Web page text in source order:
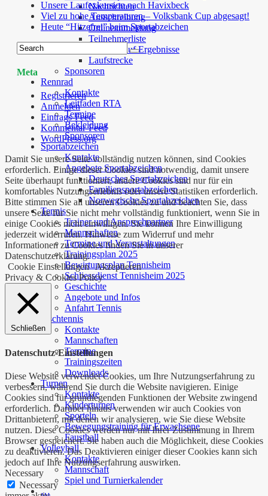
Nachrichten
Ausschreibung
Onlineanmeldung
Teilnehmerliste
Spendenlauf Ergebnisse
Laufstrecke
Sponsoren
Rennrad
Kontakte
Leitfaden RTA
Termine
Bekleidung
Sponsoren
Sportabzeichen
Kontakte
Angebote Sportabzeichen
Deutsches Sportabzeichen
Familiensportabzeichen
Norwegische Sportabzeichen
Tennis
Trainer und Ansprechpartner
Mannschaften
Termine und Veranstaltungen
Trainingsplan 2025
Bewirtungsplan Tennisheim
Schliessdienst Tennisheim 2025
Geschichte
Angebote und Infos
Anfahrt Tennis
Tischtennis
Kontakte
Mannschaften
Termine
Trainingszeiten
Downloads
Turnen
Kontakte
Kinderturnen
Sporteln
Bewegungstraining für Erwachsene
Faustball
Volleyball
Kontakte
Mannschaft
Spiel und Turnierkalender
…
Unsere Laufexkursion nach Havixbeck
Viel zu hohe Temperaturen – Volksbank Cup abgesagt!
Heute “Hitzefrei” beim Sportabzeichen
Meta
Registrieren
Anmelden
Eintrags-Feed
Kommentar-Feed
WordPress.org
Damit Sie unsere Seite vollständig nutzen können, sind Cookies
erforderlich. Einige dieser Cookies sind notwendig, damit unsere
Seite überhaupt funktioniert, andere Cookies sind nur für ein
komfortables Nutzungserlebnis oder unsere Statistiken erforderlich.
Bitte stimmen Sie all unseren Cookies zu und beachten Sie, dass
unsere Seite für Sie nicht mehr vollständig funktioniert, wenn Sie in
einige Cookies nicht einwilligen. Sie können Ihre Einwilligung
jederzeit widerrufen. Hinweise zum Widerruf und mehr
Informationen zu Cookies finden Sie in unserer
Datenschutzerklärung.
Cookie Einstellungen Akzeptieren
Privacy & Cookies Policy
Schließen
Datenschutz-Einstellungen
Diese Website verwendet Cookies, um Ihre Nutzungserfahrung zu
verbessern, während Sie durch die Website navigieren. Einige
Cookies sind für grundlegenden Funktionen der Website zwingend
erforderlich. Darüber hinaus verwenden wir auch Cookies von
Drittanbietern, mit denen wir analysieren, wie Sie diese Website
nutzen. Diese Cookies werden nur mit Ihrer Zustimmung in Ihrem
Browser gespeichert. Sie haben auch die Möglichkeit, diese Cookies
zu deaktivieren. Das Deaktivieren einiger dieser Cookies kann sich
jedoch auf Ihre Nutzungserfahrung auswirken.
Necessary
Necessary